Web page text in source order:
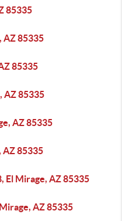
85335
AZ 85335
85335
AZ 85335
AZ 85335
AZ 85335
El Mirage, AZ 85335
AZ 85335